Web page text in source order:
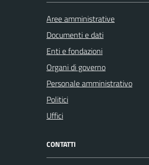
Aree amministrative
Documenti e dati
Enti e fondazioni
Organi di governo
Personale amministrativo
Politici
Uffici
CONTATTI